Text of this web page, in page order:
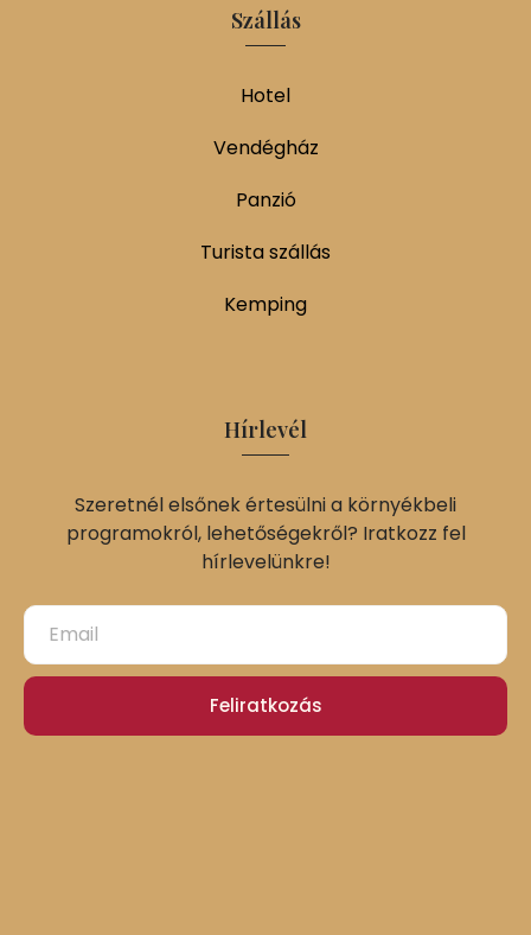
Szállás
Hotel
Vendégház
Panzió
Turista szállás
Kemping
Hírlevél
Szeretnél elsőnek értesülni a környékbeli
programokról, lehetőségekről? Iratkozz fel
hírlevelünkre!
Feliratkozás